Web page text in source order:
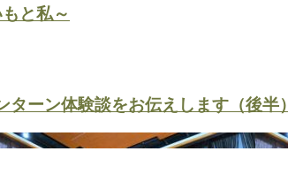
と私～
ーン体験談をお伝えします（後半）